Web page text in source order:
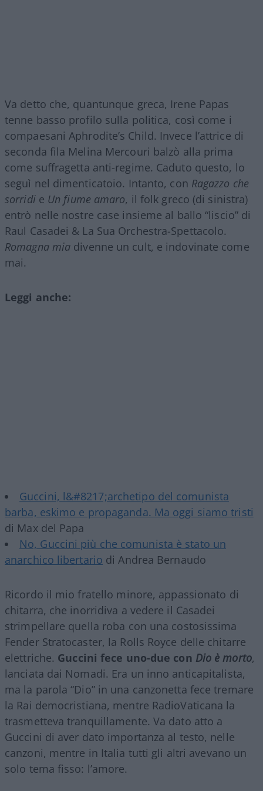
Va detto che, quantunque greca, Irene Papas
tenne basso profilo sulla politica, così come i
compaesani Aphrodite’s Child. Invece l’attrice di
seconda fila Melina Mercouri balzò alla prima
come suffragetta anti-regime. Caduto questo, lo
seguì nel dimenticatoio. Intanto, con Ragazzo che
sorridie Un fiume amaro, il folk greco (di sinistra)
entrò nelle nostre case insieme al ballo “liscio” di
Raul Casadei & La Sua Orchestra-Spettacolo.
Romagna mia divenne un cult, e indovinate come
mai.
Leggi anche:
Guccini, l&#8217;archetipo del comunista
barba, eskimo e propaganda. Ma oggi siamo tristi
di Max del Papa
No, Guccini più che comunista è stato un
anarchico libertario di Andrea Bernaudo
Ricordo il mio fratello minore, appassionato di
chitarra, che inorridiva a vedere il Casadei
strimpellare quella roba con una costosissima
Fender Stratocaster, la Rolls Royce delle chitarre
elettriche. Guccini fece uno-due con Dio è morto,
lanciata dai Nomadi. Era un inno anticapitalista,
ma la parola “Dio” in una canzonetta fece tremare
la Rai democristiana, mentre RadioVaticana la
trasmetteva tranquillamente. Va dato atto a
Guccini di aver dato importanza al testo, nelle
canzoni, mentre in Italia tutti gli altri avevano un
solo tema fisso: l’amore.